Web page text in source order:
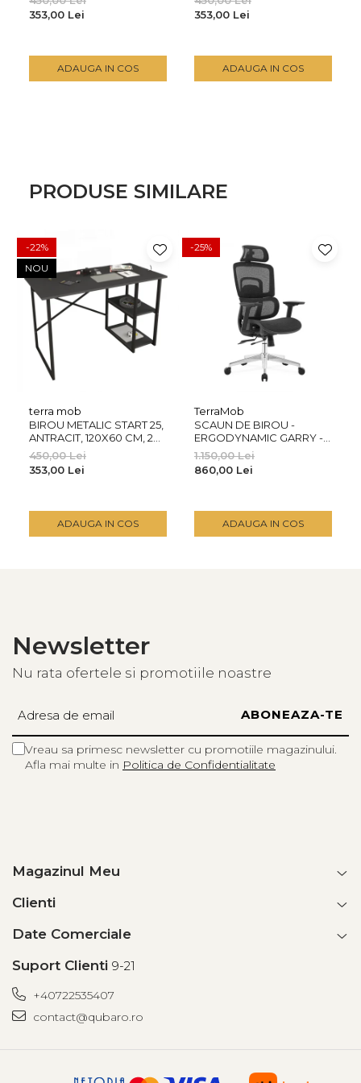
353,00 Lei
ADAUGA IN COS
353,00 Lei
ADAUGA IN COS
PRODUSE SIMILARE
-22%
NOU
terra mob
BIROU METALIC START 25,
ANTRACIT, 120X60 CM, 2
POLITE
450,00 Lei
353,00 Lei
ADAUGA IN COS
-25%
TerraMob
SCAUN DE BIROU -
ERGODYNAMIC GARRY -
BLACK-FULL MESH
1.150,00 Lei
860,00 Lei
ADAUGA IN COS
Newsletter
Nu rata ofertele si promotiile noastre
Vreau sa primesc newsletter cu promotiile magazinului.
Afla mai multe in Politica de Confidentialitate
Magazinul Meu
Clienti
Date Comerciale
Suport Clienti 9-21
+40722535407
contact@qubaro.ro